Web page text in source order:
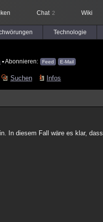
Chat 2 Wiki
Technologie
▪ Abonnieren: Feed E-Mail
Suchen Infos
In diesem Fall wäre es klar,